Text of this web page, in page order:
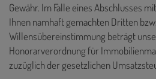
Gewähr. Im Falle eines Abschlusses
Ihnen namhaft gemachten Dritten
Willensübereinstimmung beträgt
Honorarverordnung für
zuzüglich der gesetzlichen